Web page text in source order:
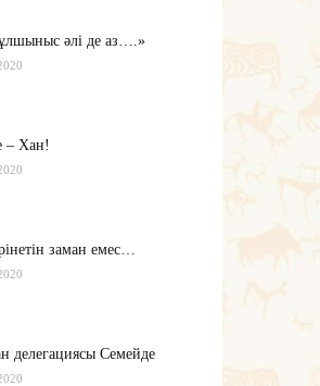
әлі де аз….»
– Хан!
заман емес…
делегациясы Семейде